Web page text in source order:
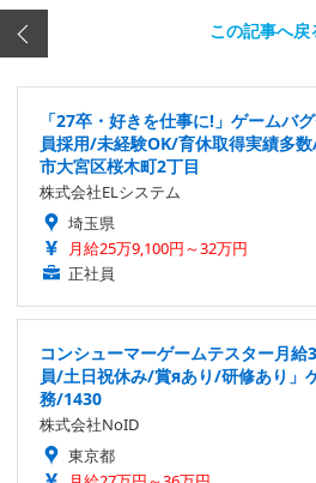
この記事へ戻
「27卒・好きを仕事に!」ゲームバ
員採用/未経験OK/育休取得実績多
市大宮区桜木町2丁目
株式会社ELシステム
埼玉県
月給25万9,100円～32万円
正社員
コンシューマーゲームテスター月
員/土日祝休み/賞яあり/研修あり」
務/1430
株式会社NoID
東京都